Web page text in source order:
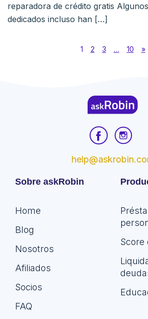
reparadora de crédito gratis
dedicados incluso han […]
1 2 3 … 10 »
Sobre askRobin
Home
Blog
Nosotros
Afiliados
Socios
FAQ